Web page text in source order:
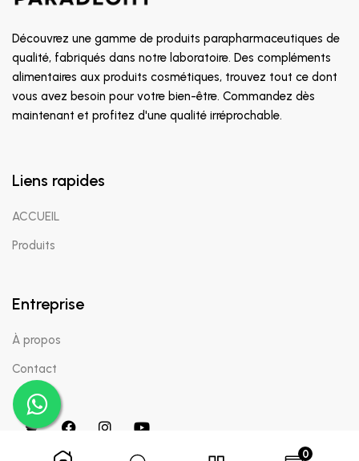
0
Découvrez une gamme de produits parapharmaceutiques de
qualité, fabriqués dans notre laboratoire. Des compléments
alimentaires aux produits cosmétiques, trouvez tout ce dont
vous avez besoin pour votre bien-être. Commandez dès
maintenant et profitez d'une qualité irréprochable.
Liens rapides
ACCUEIL
Produits
Entreprise
À propos
Contact